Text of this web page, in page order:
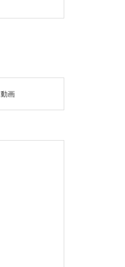
動画